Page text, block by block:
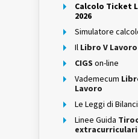
Calcolo Ticket
2026
Simulatore
Il Libro V Lavoro
CIGS on-line
Vademecum
Lavoro
Le Leggi di
Linee Guida
extracurriculari